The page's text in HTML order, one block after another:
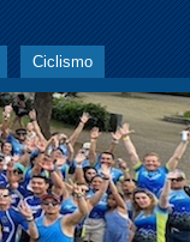
Ciclismo